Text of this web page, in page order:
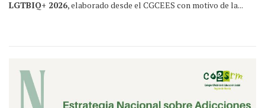
LGTBIQ+ 2026, elaborado desde el CGCEES con motivo de la...